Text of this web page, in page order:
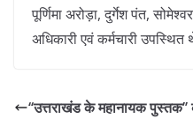
पूर्णिमा अरोड़ा, दुर्गेश पंत,
अधिकारी एवं कर्मचारी उपस्थित
‘‘उत्तराखंड के महानायक